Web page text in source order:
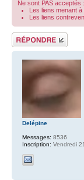
Ne sont PAS acceptés :
Les liens menant
Les liens
Répondre
Delépine
Messages: 8536
Inscription: Vendredi